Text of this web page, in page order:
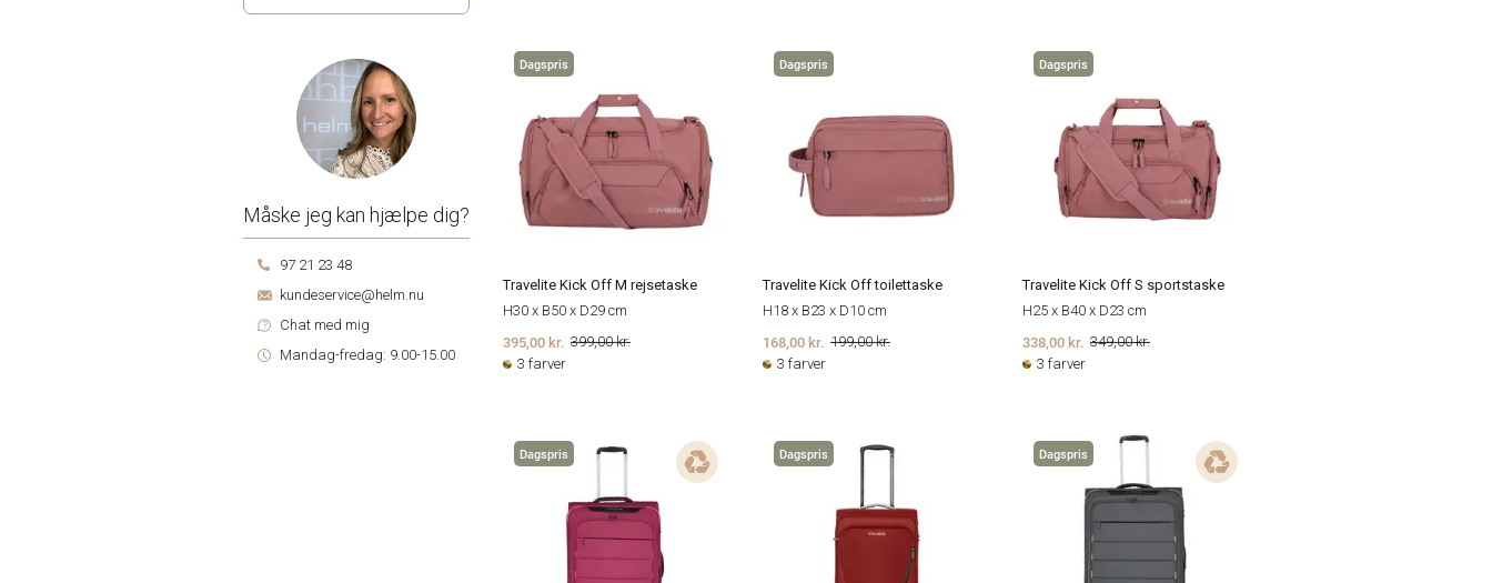
Måske jeg kan hjælpe dig?
97 21 23 48
kundeservice@helm.nu
Chat med mig
Mandag-fredag: 9.00-15.00
Dagspris
Travelite Kick Off M rejsetaske
H30 x B50 x D29 cm
399,00 kr.
395,00 kr.
3 farver
Dagspris
Travelite Kick Off toilettaske
H18 x B23 x D10 cm
199,00 kr.
168,00 kr.
3 farver
Dagspris
Travelite Kick Off S sportstaske
H25 x B40 x D23 cm
349,00 kr.
338,00 kr.
3 farver
Dagspris Dagspris Dagspris